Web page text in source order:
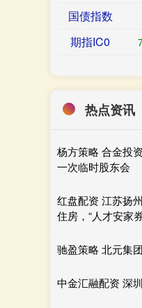
国债指数
期指IC0
热点资讯
杨方策略 合金投
一次临时股东会
红盘配资 江苏扬
住房，“人才安家
驰盈策略 北元集
中金汇融配资 深